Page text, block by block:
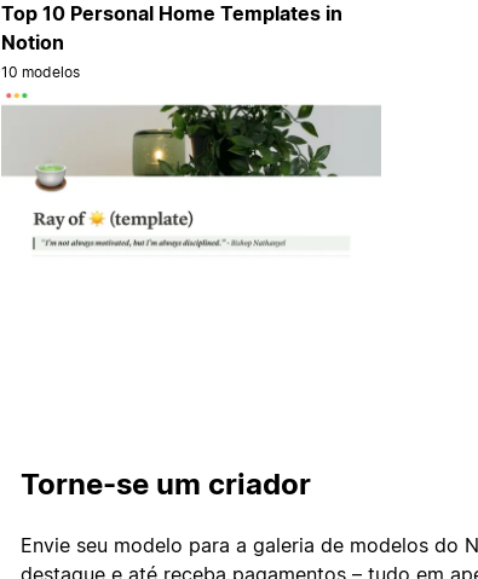
Top 10 Personal Home Templates in
Notion
10 modelos
Torne-se um criador
Envie seu modelo para a galeria de modelos do